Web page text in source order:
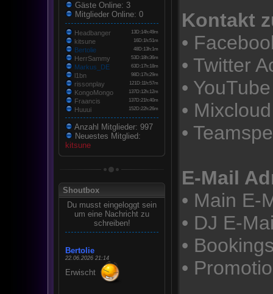
Gäste Online: 3
Mitglieder Online: 0
Headbanger 13D:14h:49m
kitsune 16D:1h:51m
Bertolie 48D:13h:1m
HerrSammy 53D:18h:36m
Markus_DE 63D:17h:18m
l1bn 98D:17h:29m
rissonplay 121D:11h:57m
KongoMongo 137D:12h:12m
Fraancis 137D:21h:40m
Huuui 152D:22h:26m
Anzahl Mitglieder: 997
Neuestes Mitglied:
kitsune
Shoutbox
Du musst eingeloggt sein
um eine Nachricht zu
schreiben!
Bertolie
22.06.2026 21:14
Erwischt
Kontakt
•
• Twitter
•
•
•
E-Mail
• Main E-
• DJ E-
•
•